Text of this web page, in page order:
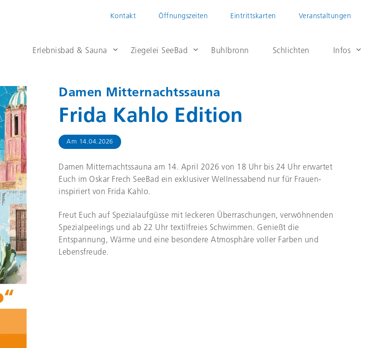
Kontakt Öffnungszeiten Eintrittskarten Veranstaltungen
Erlebnisbad & Sauna Ziegelei SeeBad Buhlbronn Schlichten Infos
Damen Mitternachtssauna
Frida Kahlo Edition
Am 14.04.2026
Damen Mitternachtssauna am 14. April 2026 von 18 Uhr bis 24 Uhr erwartet
Euch im Oskar Frech SeeBad ein exklusiver Wellnessabend nur für Frauen-
inspiriert von Frida Kahlo.
Freut Euch auf Spezialaufgüsse mit leckeren Überraschungen, verwöhnenden
Spezialpeelings und ab 22 Uhr textilfreies Schwimmen. Genießt die
Entspannung, Wärme und eine besondere Atmosphäre voller Farben und
Lebensfreude.